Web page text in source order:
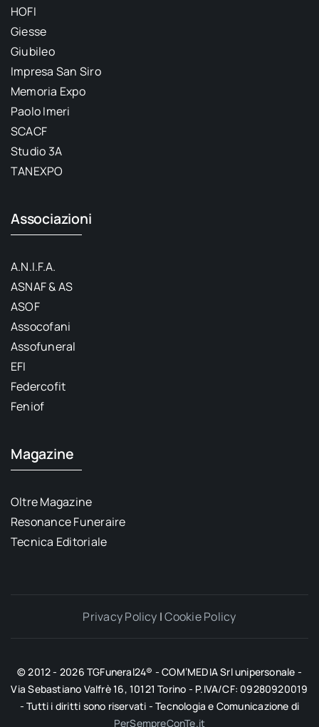
HOFI
Giesse
Giubileo
Impresa San Siro
Memoria Expo
Paolo Imeri
SCACF
Studio 3A
TANEXPO
Associazioni
A.N.I.F.A.
ASNAF & AS
ASOF
Assocofani
Assofuneral
EFI
Federcofit
Feniof
Magazine
Oltre Magazine
Resonance Funeraire
Tecnica Editoriale
Privacy Policy |Cookie Policy
© 2012 - 2026 TGFuneral24® - COM’MEDIA Srl unipersonale -
Via Sebastiano Valfrè 16, 10121 Torino - P.IVA/CF: 09280920019
- Tutti i diritti sono riservati - Tecnologia e Comunicazione di
PerSempreConTe.it